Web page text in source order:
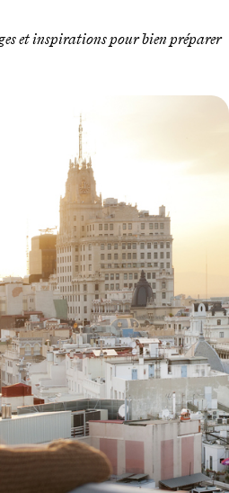
et inspirations pour bien préparer